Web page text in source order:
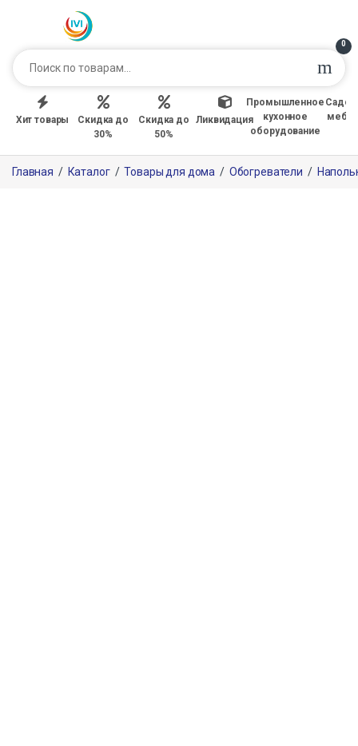
0
Хит товары
Скидка до
30%
Скидка до
50%
Ликвидация
Промышленное
кухонное
оборудование
Главная / Каталог / Товары для дома / Обогреватели /